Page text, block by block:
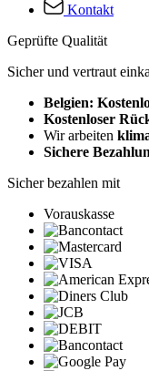
Kontakt
Geprüfte Qualität
Sicher und vertraut
Belgien:
Kostenloser
Wir arbeiten
Sichere
Sicher bezahlen mit
Vorauskasse